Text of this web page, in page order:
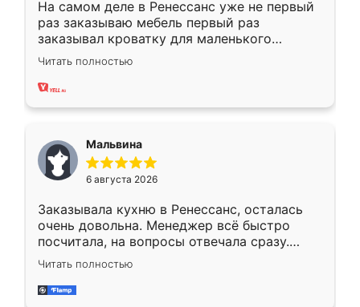
На самом деле в Ренессанс уже не первый
раз заказываю мебель первый раз
заказывал кроватку для маленького
ребёнка при его рождении ,во второй раз
заказал шкаф-купе. По качеству очень
хорошее сборка достаточно быстрая,
меньше, здесь же он более разнообразный.
Мне нравится ,если что-то потребуется из
мебели буду заказывать только здесь.
Читать полностью
Мальвина
6 августа 2026
Заказывала кухню в Ренессанс, осталась
очень довольна. Менеджер всё быстро
посчитала, на вопросы отвечала сразу.
Замерщик приехал в субботу, подошёл к
делу со всей ответственностью. Собрали
за день, ребята работали аккуратно, даже
Читать полностью